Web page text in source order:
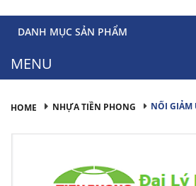
DANH MỤC SẢN PHẨM
HOME NHỰA TIỀN PHONG NỐI GIẢM